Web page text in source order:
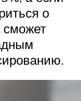
о
сможет